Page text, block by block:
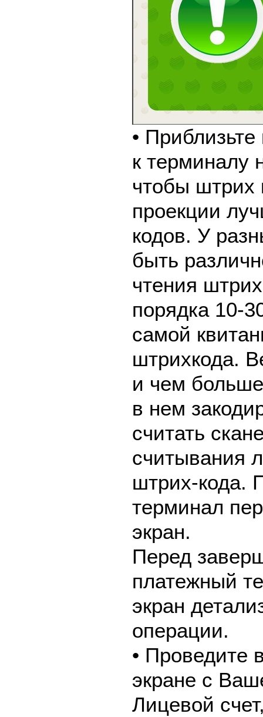
•
к терминалу
чтобы штрих
проекции
кодов. У
быть
чтения
порядка 10-
самой
штрихкода.
и чем
в нем
считать
считывания
штрих-кода.
терминал
экран.
Перед
платежный
экран
операции.
• Проведите
экране с
Лицевой